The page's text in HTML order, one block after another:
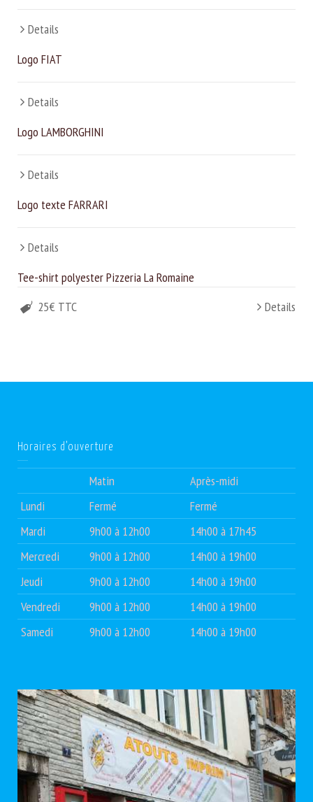
Details
Logo FIAT
Details
Logo LAMBORGHINI
Details
Logo texte FARRARI
Details
Tee-shirt polyester Pizzeria La Romaine
25€ TTC
Details
Horaires d’ouverture
Matin
Après-midi
Lundi
Fermé
Fermé
Mardi
9h00 à 12h00
14h00 à 17h45
Mercredi
9h00 à 12h00
14h00 à 19h00
Jeudi
9h00 à 12h00
14h00 à 19h00
Vendredi
9h00 à 12h00
14h00 à 19h00
Samedi
9h00 à 12h00 14h00 à 19h00